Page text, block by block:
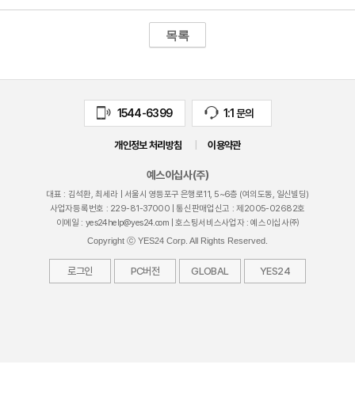
목록
1544-6399 1:1 문의
개인정보 처리방침 이용약관
예스이십사(주)
대표 : 김석환, 최세라 | 서울시 영등포구 은행로11, 5~6층 (여의도동, 일신빌딩)
사업자등록번호 : 229-81-37000 | 통신판매업신고 : 제2005-02682호
이메일 : yes24help@yes24.com | 호스팅서비스사업자 : 예스이십사㈜
Copyright ⓒ YES24 Corp. All Rights Reserved.
로그인 PC버전 GLOBAL YES24